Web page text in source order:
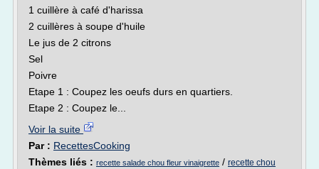
1 cuillère à café d'harissa
2 cuillères à soupe d'huile
Le jus de 2 citrons
Sel
Poivre
Etape 1 : Coupez les oeufs durs en quartiers.
Etape 2 : Coupez le...
Voir la suite
Par : RecettesCooking
Thèmes liés : recette salade chou fleur vinaigrette / recette chou